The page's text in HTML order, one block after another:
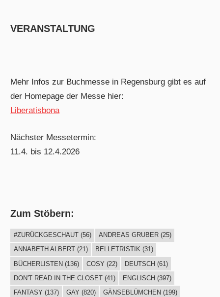
VERANSTALTUNG
Mehr Infos zur Buchmesse in Regensburg gibt es auf
der Homepage der Messe hier:
Liberatisbona
Nächster Messetermin:
11.4. bis 12.4.2026
Zum Stöbern:
#ZURÜCKGESCHAUT(56) ANDREAS GRUBER(25)
ANNABETH ALBERT(21) BELLETRISTIK(31)
BÜCHERLISTEN(136) COSY (22) DEUTSCH(61)
DON'T READ IN THE CLOSET(41) ENGLISCH (397)
FANTASY (137) GAY (820) GÄNSEBLÜMCHEN (199)